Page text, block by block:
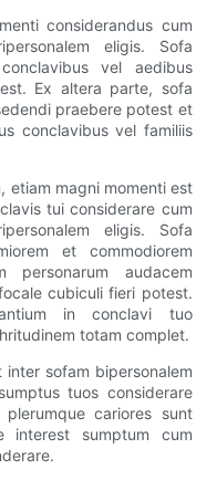
considerandus cum
eligis. Sofa
vel aedibus
Ex altera parte, sofa
praebere potest et
conclavibus vel familiis
etiam magni momenti est
tui considerare cum
eligis. Sofa
et commodiorem
audacem
cubiculi fieri potest.
in conclavi tuo
totam complet.
sofam bipersonalem
tuos considerare
cariores sunt
interest sumptum cum